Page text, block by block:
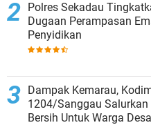
Polres Sekadau
Dugaan Perampasan
Penyidikan
Dampak Kemarau,
1204/Sanggau Salurkan
Bersih Untuk Warga